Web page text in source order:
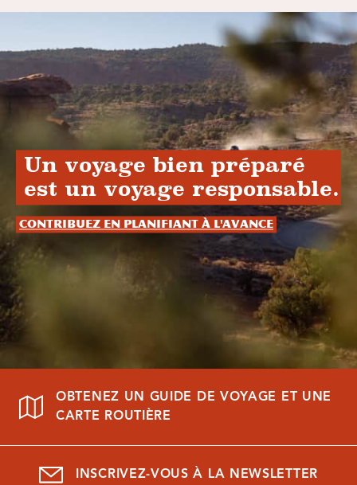
Un voyage bien préparé
est un voyage responsable.
Contribuez en planifiant à l'avance
OBTENEZ UN GUIDE DE VOYAGE ET UNE
CARTE ROUTIÈRE
INSCRIVEZ-VOUS À LA NEWSLETTER